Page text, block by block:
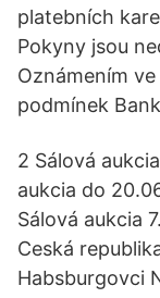
platebních
Pokyny jsou
Oznámením
podmínek
2 Sálová
aukcia do
Sálová aukcia
Ceská
Habsburgovci